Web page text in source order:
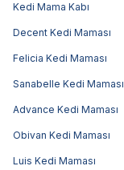
Kedi Mama Kabı
Decent Kedi Maması
Felicia Kedi Maması
Sanabelle Kedi Maması
Advance Kedi Maması
Obivan Kedi Maması
Luis Kedi Maması